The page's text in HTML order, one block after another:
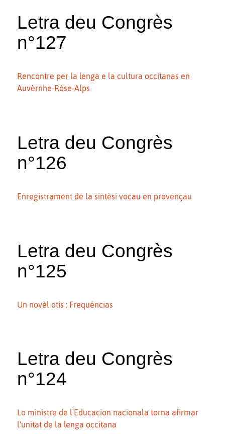
Letra deu Congrès
n°127
Rencontre per la lenga e la cultura occitanas en
Auvèrnhe-Ròse-Alps
Letra deu Congrès
n°126
Enregistrament de la sintèsi vocau en provençau
Letra deu Congrès
n°125
Un novèl otís : Frequéncias
Letra deu Congrès
n°124
Lo ministre de l'Educacion nacionala torna afirmar
l'unitat de la lenga occitana